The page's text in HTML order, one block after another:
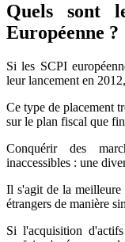
Quels sont
Européenne ?
Si les SCPI
leur lancement en
Ce type de placement
sur le plan fiscal que
Conquérir des
inaccessibles : une
Il s'agit de la meilleure
étrangers de manière
Si l'acquisition